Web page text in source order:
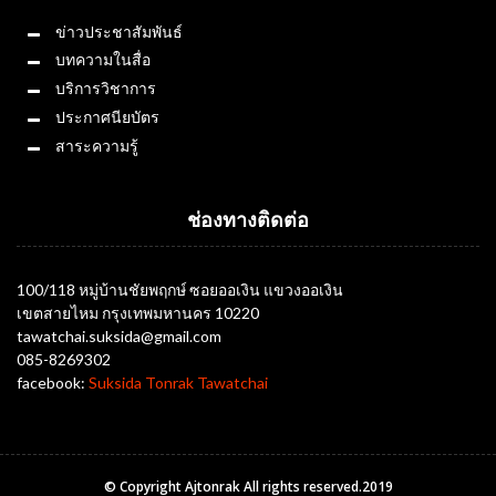
ข่าวประชาสัมพันธ์
บทความในสื่อ
บริการวิชาการ
ประกาศนียบัตร
สาระความรู้
ช่องทางติดต่อ
100/118 หมู่บ้านชัยพฤกษ์ ซอยออเงิน แขวงออเงิน
เขตสายไหม กรุงเทพมหานคร 10220
tawatchai.suksida@gmail.com
085-8269302
facebook: Suksida Tonrak Tawatchai
© Copyright Ajtonrak All rights reserved.2019